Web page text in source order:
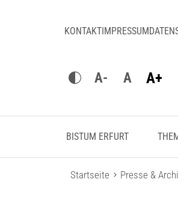
KONTAKTIMPRESSUM
A- A A+
BISTUM ERFURT
Startseite Presse &